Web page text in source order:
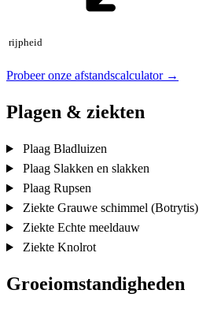
rijpheid
Probeer onze afstandscalculator →
Plagen & ziekten
Plaag Bladluizen
Plaag Slakken en slakken
Plaag Rupsen
Ziekte Grauwe schimmel (Botrytis)
Ziekte Echte meeldauw
Ziekte Knolrot
Groeiomstandigheden